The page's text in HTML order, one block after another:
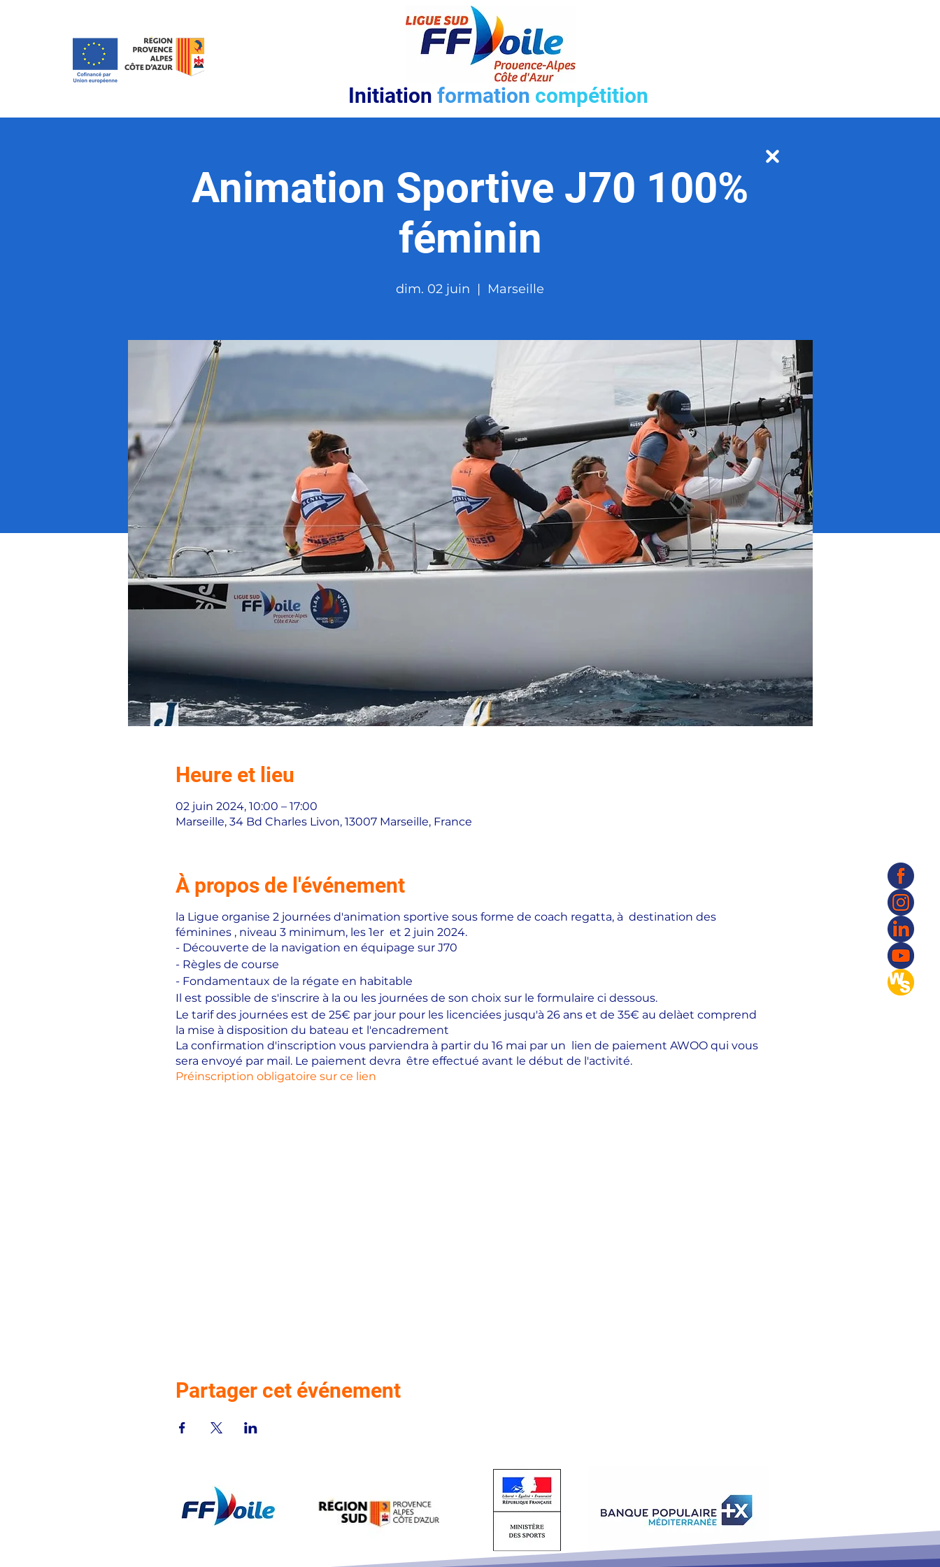
Initiationformation compétition
Animation Sportive J70 100%
féminin
dim. 02 juin
  |
Marseille
Heure et lieu
02 juin 2024, 10:00 – 17:00
Marseille, 34 Bd Charles Livon, 13007 Marseille, France
À propos de l'événement
la Ligue organise 2 journées d'animation sportive sous forme de coach regatta, à destination des
féminines , niveau 3 minimum, les 1er et 2 juin 2024.
- Découverte de la navigation en équipage sur J70
- Règles de course
- Fondamentaux de la régate en habitable
Il est possible de s'inscrire à la ou les journées de son choix sur le formulaire ci dessous.
Le tarif des journées est de 25€ par jour pour les licenciées jusqu'à 26 ans et de 35€ au delàet comprend
la mise à disposition du bateau et l'encadrement
La confirmation d'inscription vous parviendra à partir du 16 mai par un lien de paiement AWOO qui vous
sera envoyé par mail. Le paiement devra être effectué avant le début de l'activité.
Préinscription obligatoire sur ce lien
Partager cet événement